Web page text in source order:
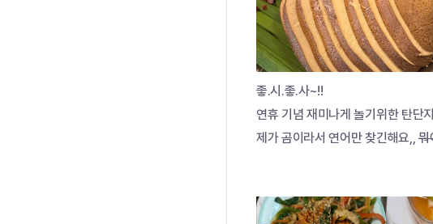
좋.시.좋.사~!!
연휴 기념 재미나게 놀기위한 탄단
제가 곰이라서 연어만 찾긴해요,, 뭐